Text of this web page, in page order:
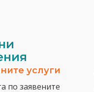
услуги
по заявените